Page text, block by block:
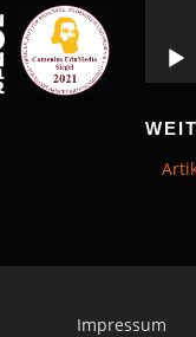
Impressum